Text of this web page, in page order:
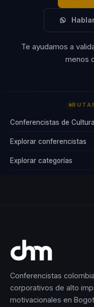
Te ayudamos a
menos
Conferencistas de
Explorar conferencistas
Explorar categorías
Conferencistas
corporativos de alto
motivacionales en